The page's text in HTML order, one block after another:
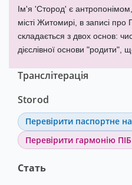
Ім'я 'Стород' є
місті Житомирі, в записі
складається з двох основ:
дієслівної основи "родити",
Транслітерація
Storod
Перевірити паспортне
Перевірити гармонію ПІБ
Стать